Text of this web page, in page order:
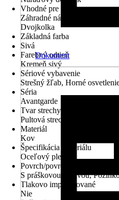
Vhodné pre
Záhradné náradie, Záhradný
Dvojkolka
Základná farba
Sivá
Farebný odtieň
Kremeň sivý
Sériové vybavenie
Strešný žľab, Horné
Séria
Avantgarde
Tvar strechy
Pultová strecha
Materiál
Kov
Špecifikácia materiálu
Oceľový plech
Povrch/povrchová úprava
S práškovou úpravou,
Tlakovo impregnované
Nie
Dokument